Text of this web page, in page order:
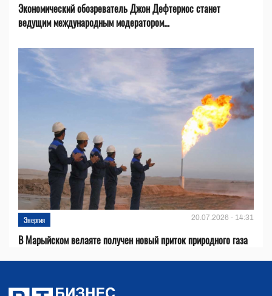
Экономический обозреватель Джон Дефтериос станет
ведущим международным модератором...
Энергия 20.07.2026 - 14:31
В Марыйском велаяте получен новый приток природного газа